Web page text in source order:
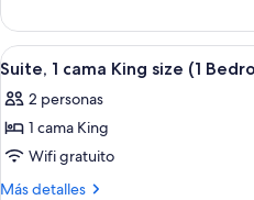
size
(High
Floor)
1
cama
King
(High
Floor)
Abrir
todas
las
fotos
de
Suite,
9
Suite, 1 cama King size (1
2 personas
1 cama King
Wifi gratuito
Más detalles
Más